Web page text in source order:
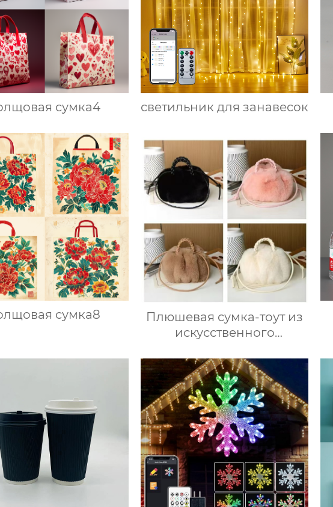
сумка4 светильник для занавесок
сумка8
Плюшевая сумка-тоут из
искусственного